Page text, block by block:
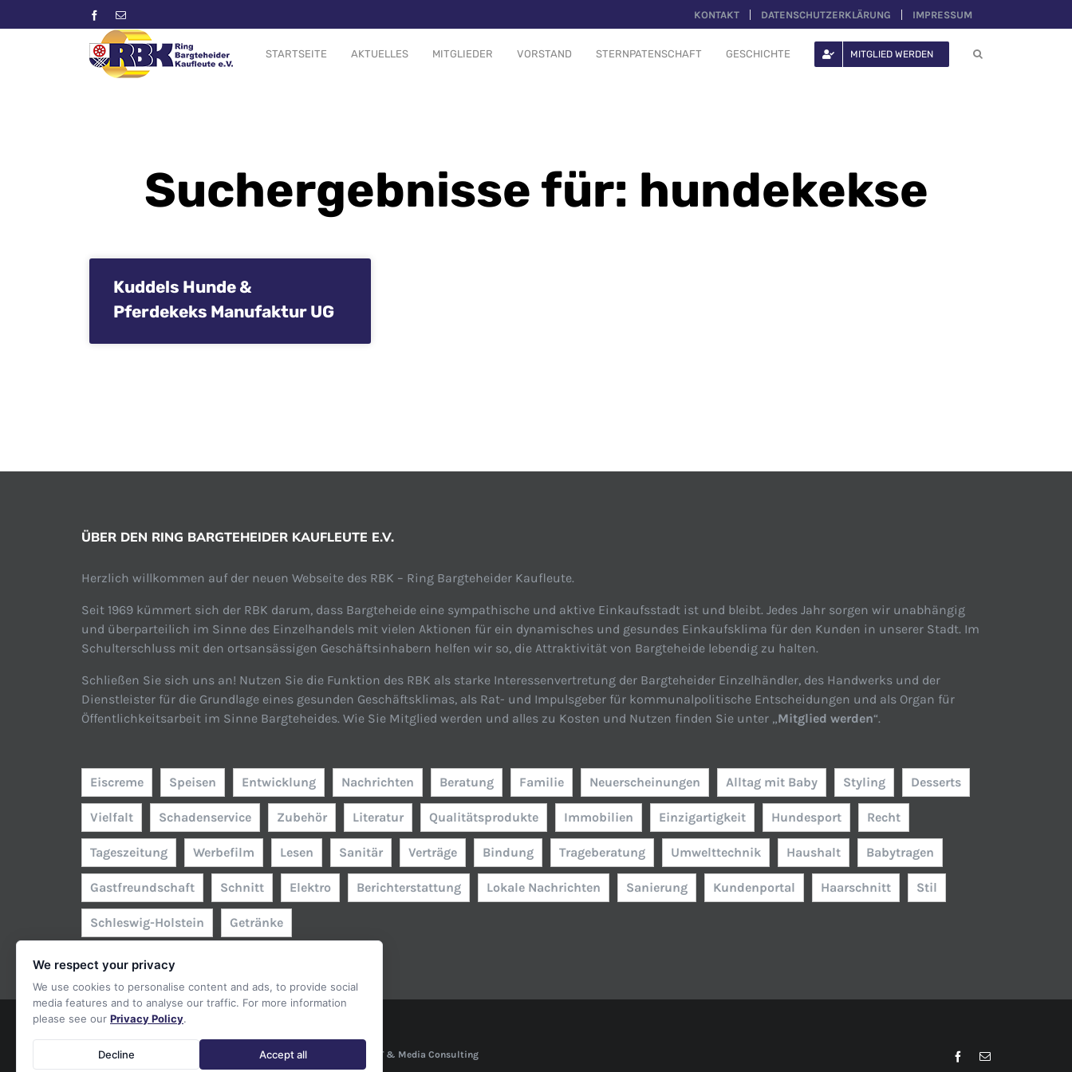
KONTAKT DATENSCHUTZERKLÄRUNG IMPRESSUM
STARTSEITE AKTUELLES MITGLIEDER VORSTAND STERNPATENSCHAFT GESCHICHTE MITGLIED WERDEN
Suchergebnisse für: hundekekse
Kuddels Hunde &
Pferdekeks Manufaktur UG
ÜBER DEN RING BARGTEHEIDER KAUFLEUTE E.V.
Herzlich willkommen auf der neuen Webseite des RBK – Ring Bargteheider Kaufleute.
Seit 1969 kümmert sich der RBK darum, dass Bargteheide eine sympathische und aktive Einkaufsstadt ist und bleibt. Jedes Jahr sorgen wir unabhängig
und überparteilich im Sinne des Einzelhandels mit vielen Aktionen für ein dynamisches und gesundes Einkaufsklima für den Kunden in unserer Stadt. Im
Schulterschluss mit den ortsansässigen Geschäftsinhabern helfen wir so, die Attraktivität von Bargteheide lebendig zu halten.
Schließen Sie sich uns an! Nutzen Sie die Funktion des RBK als starke Interessenvertretung der Bargteheider Einzelhändler, des Handwerks und der
Dienstleister für die Grundlage eines gesunden Geschäftsklimas, als Rat- und Impulsgeber für kommunalpolitische Entscheidungen und als Organ für
Öffentlichkeitsarbeit im Sinne Bargteheides. Wie Sie Mitglied werden und alles zu Kosten und Nutzen finden Sie unter „Mitglied werden“.
Eiscreme Speisen Entwicklung Nachrichten Beratung Familie Neuerscheinungen Alltag mit Baby Styling Desserts
Vielfalt Schadenservice Zubehör Literatur Qualitätsprodukte Immobilien Einzigartigkeit Hundesport Recht
Tageszeitung Werbefilm Lesen Sanitär Verträge Bindung Trageberatung Umwelttechnik Haushalt Babytragen
Gastfreundschaft Schnitt Elektro Berichterstattung Lokale Nachrichten Sanierung Kundenportal Haarschnitt Stil
Schleswig-Holstein Getränke
2026 Ring Bargteheider Kaufleute e.V. | Webseite von freshWebs - IT & Media Consulting
We respect your privacy
We use cookies to personalise content and ads, to provide social
media features and to analyse our traffic. For more information
please see our Privacy Policy.
Accept all
Decline